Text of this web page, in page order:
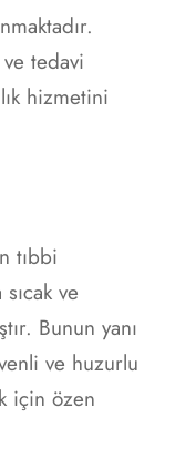
tedavi
hizmetini
tıbbi
ve
Bunun yanı
ve huzurlu
için özen